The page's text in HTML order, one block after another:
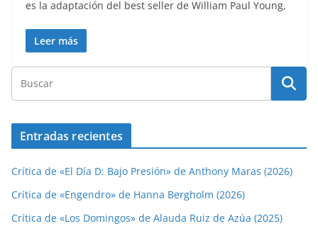
es la adaptación del best seller de William Paul Young,
Leer más
Entradas recientes
Crítica de «El Día D: Bajo Presión» de Anthony Maras (2026)
Crítica de «Engendro» de Hanna Bergholm (2026)
Crítica de «Los Domingos» de Alauda Ruiz de Azúa (2025)